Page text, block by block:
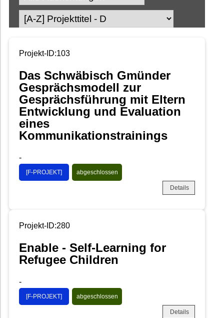
Projekt-ID:103
Das Schwäbisch Gmünder
Gesprächsmodell zur
Gesprächsführung mit Eltern
Entwicklung und Evaluation
eines
Kommunikationstrainings
-
[F-PROJEKT] abgeschlossen
Details
Projekt-ID:280
Enable - Self-Learning for
Refugee Children
-
[F-PROJEKT] abgeschlossen
Details